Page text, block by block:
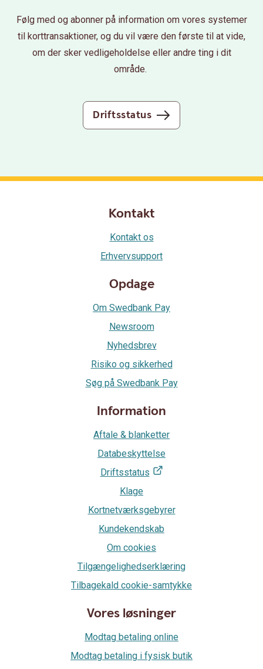
Følg med og abonner på information om vores systemer
til korttransaktioner, og du vil være den første til at vide,
om der sker vedligeholdelse eller andre ting i dit
område.
Driftsstatus
Kontakt
Kontakt os
Erhvervsupport
Opdage
Om Swedbank Pay
Newsroom
Nyhedsbrev
Risiko og sikkerhed
Søg på Swedbank Pay
Information
Aftale & blanketter
Databeskyttelse
Driftsstatus
Klage
Kortnetværksgebyrer
Kundekendskab
Om cookies
Tilgængelighedserklæring
Tilbagekald cookie-samtykke
Vores løsninger
Modtag betaling online
Modtag betaling i fysisk butik